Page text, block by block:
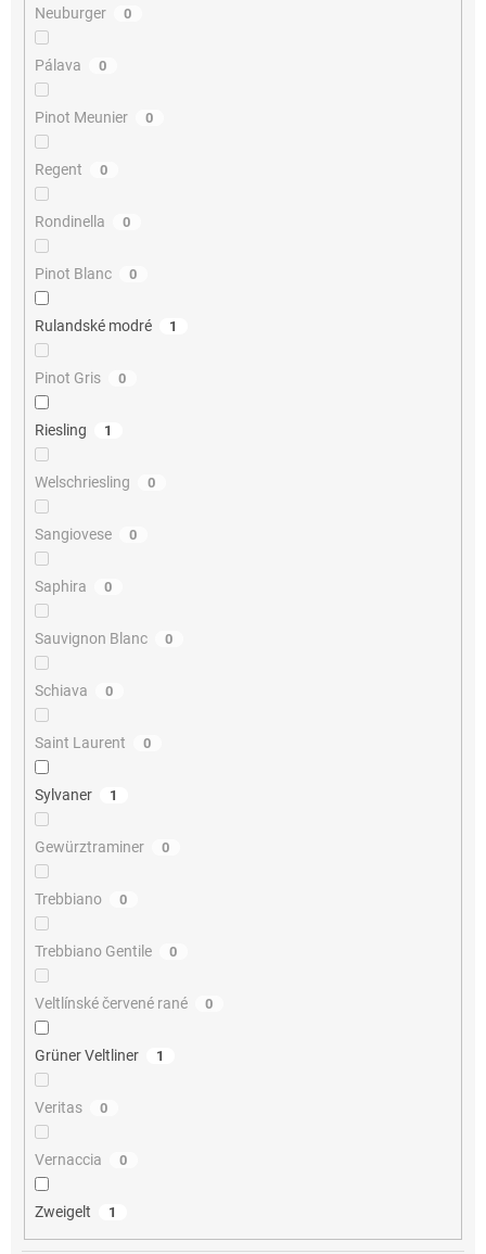
Neuburger 0
Pálava 0
Pinot Meunier 0
Regent 0
Rondinella 0
Pinot Blanc 0
Rulandské modré 1
Pinot Gris 0
Riesling 1
Welschriesling 0
Sangiovese 0
Saphira 0
Sauvignon Blanc 0
Schiava 0
Saint Laurent 0
Sylvaner 1
Gewürztraminer 0
Trebbiano 0
Trebbiano Gentile 0
Veltlínské červené rané 0
Grüner Veltliner 1
Veritas 0
Vernaccia 0
Zweigelt 1